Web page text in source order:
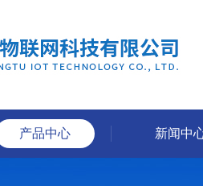
产品中心 新闻中